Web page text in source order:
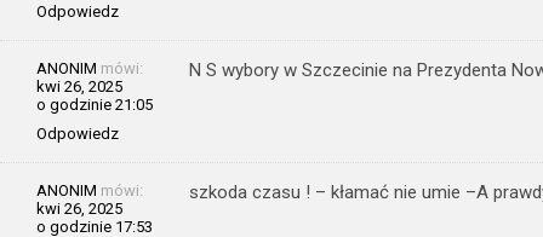
Odpowiedz
ANONIM mówi:
kwi 26, 2025
o godzinie 21:05
Odpowiedz
N S wybory w Szczecinie na Prezydenta
ANONIM mówi:
kwi 26, 2025
o godzinie 17:53
szkoda czasu ! – kłamać nie umie –A